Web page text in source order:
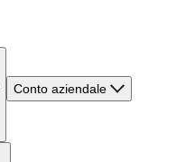
Conto aziendale